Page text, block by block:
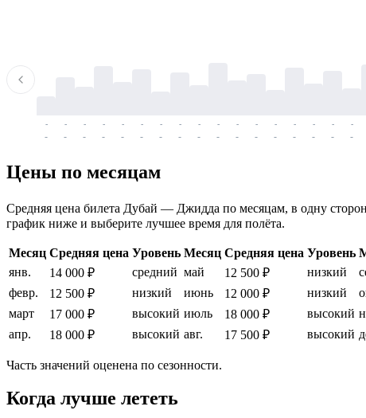
-
-
-
-
-
-
-
-
-
-
-
-
-
-
-
-
-
-
-
-
-
-
-
-
-
-
-
-
-
-
-
-
-
-
Цены по месяцам
Средняя цена билета Дубай — Джидда по месяцам, в одну
график ниже и выберите лучшее время для полёта.
Месяц Средняя цена Уровень Месяц Средняя цена Уровень
янв.
14 000 ₽ средний май 12 500 ₽ низкий
февр.
12 500 ₽ низкий июнь 12 000 ₽ низкий
март
17 000 ₽ высокий июль 18 000 ₽ высокий
апр.
18 000 ₽ высокий авг. 17 500 ₽ высокий
Часть значений оценена по сезонности.
Когда лучше лететь